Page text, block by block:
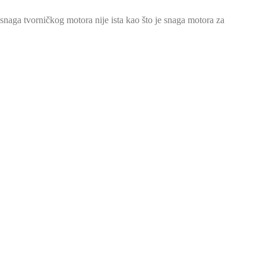
tvorničkog motora nije ista kao što je snaga motora za